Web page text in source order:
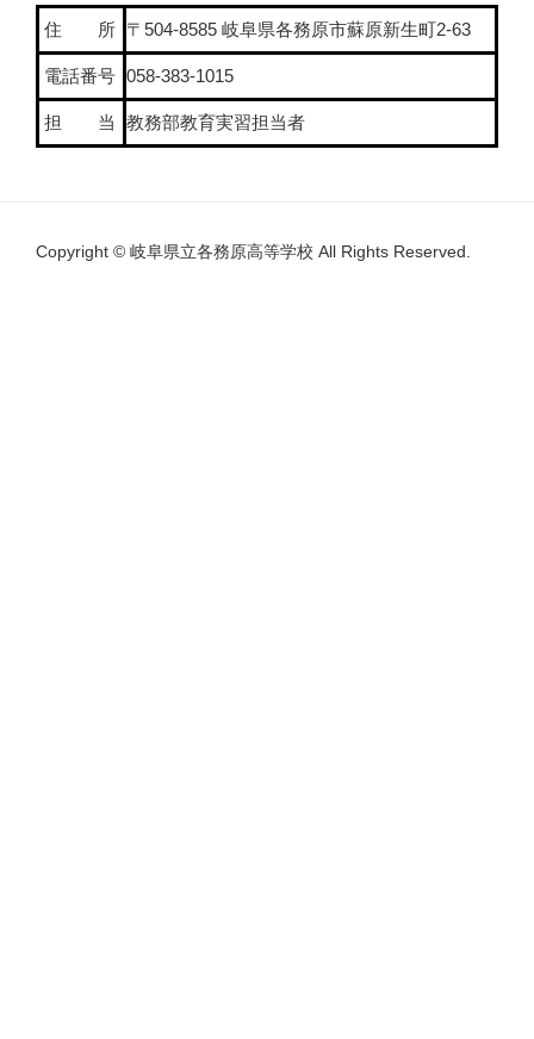
住 所 〒504-8585 岐阜県各務原市蘇原新生町2-63
電話番号 058-383-1015
担 当 教務部教育実習担当者
Copyright © 岐阜県立各務原高等学校 All Rights Reserved.